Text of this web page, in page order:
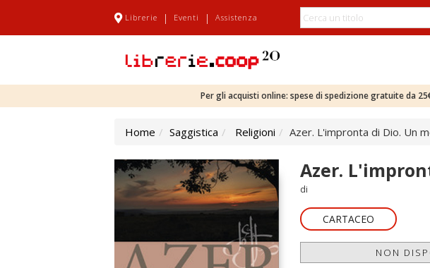
Librerie | Eventi | Assistenza
Per gli acquisti online: spese di spedizione gratuite da
Home Saggistica Religioni Azer. L'impronta di Dio. Un
Azer.
di
CARTACEO
NON